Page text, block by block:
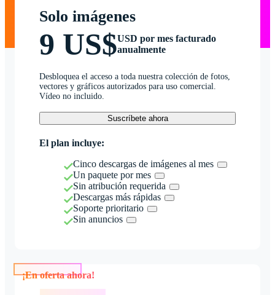
Solo imágenes
9 US$USD por mes facturado
anualmente
Desbloquea el acceso a toda nuestra colección de fotos,
vectores y gráficos autorizados para uso comercial.
Vídeo no incluido.
Suscríbete ahora
El plan incluye:
Cinco descargas de imágenes al mes
Un paquete por mes
Sin atribución requerida
Descargas más rápidas
Soporte prioritario
Sin anuncios